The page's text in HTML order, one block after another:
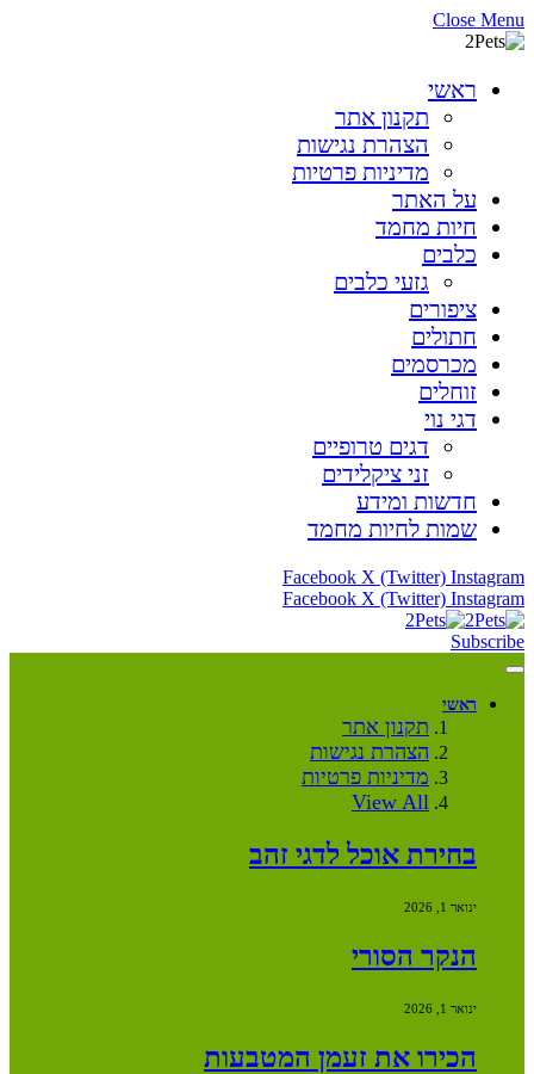
Close Menu
ראשי
תקנון אתר
הצהרת נגישות
מדיניות פרטיות
על האתר
חיות מחמד
כלבים
גזעי כלבים
ציפורים
חתולים
מכרסמים
זוחלים
דגי נוי
דגים טרופיים
זני ציקלידים
חדשות ומידע
שמות לחיות מחמד
Facebook X (Twitter) Instagram
Facebook X (Twitter) Instagram
Subscribe
ראשי
תקנון אתר
הצהרת נגישות
מדיניות פרטיות
View All
בחירת אוכל לדגי זהב
ינואר 1, 2026
הנקר הסורי
ינואר 1, 2026
הכירו את זעמן המטבעות